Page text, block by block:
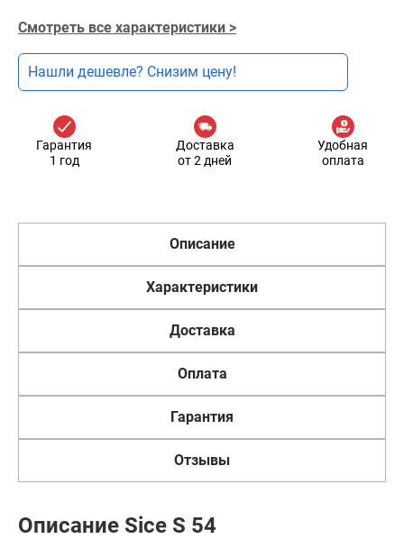
Смотреть все характеристики >
Нашли дешевле? Снизим цену!
Гарантия
1 год
Доставка
от 2 дней
Удобная
оплата
Описание
Характеристики
Доставка
Оплата
Гарантия
Отзывы
Описание Sice S 54